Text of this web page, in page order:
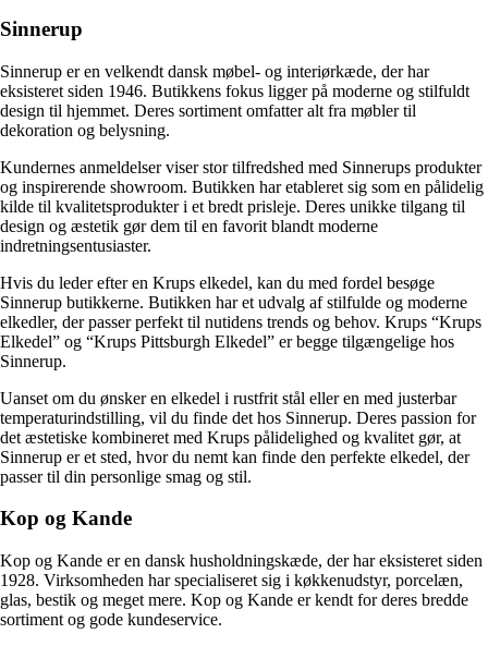
Sinnerup
Sinnerup er en velkendt dansk møbel- og interiørkæde, der har
eksisteret siden 1946. Butikkens fokus ligger på moderne og stilfuldt
design til hjemmet. Deres sortiment omfatter alt fra møbler til
dekoration og belysning.
Kundernes anmeldelser viser stor tilfredshed med Sinnerups produkter
og inspirerende showroom. Butikken har etableret sig som en pålidelig
kilde til kvalitetsprodukter i et bredt prisleje. Deres unikke tilgang til
design og æstetik gør dem til en favorit blandt moderne
indretningsentusiaster.
Hvis du leder efter en Krups elkedel, kan du med fordel besøge
Sinnerup butikkerne. Butikken har et udvalg af stilfulde og moderne
elkedler, der passer perfekt til nutidens trends og behov. Krups “Krups
Elkedel” og “Krups Pittsburgh Elkedel” er begge tilgængelige hos
Sinnerup.
Uanset om du ønsker en elkedel i rustfrit stål eller en med justerbar
temperaturindstilling, vil du finde det hos Sinnerup. Deres passion for
det æstetiske kombineret med Krups pålidelighed og kvalitet gør, at
Sinnerup er et sted, hvor du nemt kan finde den perfekte elkedel, der
passer til din personlige smag og stil.
Kop og Kande
Kop og Kande er en dansk husholdningskæde, der har eksisteret siden
1928. Virksomheden har specialiseret sig i køkkenudstyr, porcelæn,
glas, bestik og meget mere. Kop og Kande er kendt for deres bredde
sortiment og gode kundeservice.